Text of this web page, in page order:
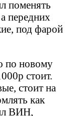
поменять
передних
под фарой
по новому
стоит.
стоит на
как
ВИН,